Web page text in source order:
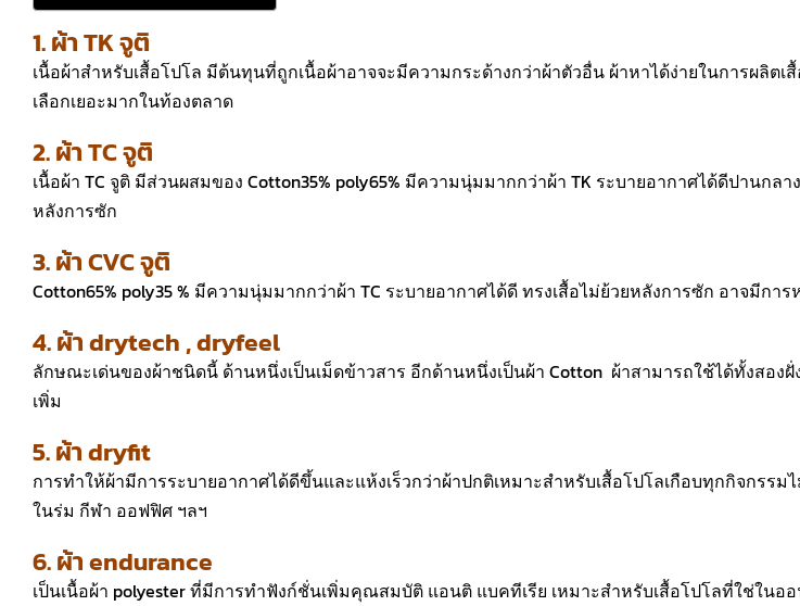
1. ผ้า TK จูติ
เนื้อผ้าสำหรับเสื้อโปโล มีต้นทุนที่ถูกเนื้อผ้าอาจจะมีความกระด้างกว่าผ้าตัวอื่น ผ้าหาได้ง่ายในการผลิตเ
เลือกเยอะมากในท้องตลาด
2. ผ้า TC จูติ
เนื้อผ้า TC จูติ มีส่วนผสมของ Cotton35% poly65% มีความนุ่มมากกว่าผ้า TK ระบายอากาศได้ดีปานกลา
หลังการซัก
3. ผ้า CVC จูติ
Cotton65% poly35 % มีความนุ่มมากกว่าผ้า TC ระบายอากาศได้ดี ทรงเสื้อไม่ย้วยหลังการซัก อาจมีกา
4. ผ้า drytech , dryfeel
ลักษณะเด่นของผ้าชนิดนี้ ด้านหนึ่งเป็นเม็ดข้าวสาร อีกด้านหนึ่งเป็นผ้า Cotton ผ้าสามารถใช้ได้ทั้งสอง
เพิ่ม
5. ผ้า dryfit
การทำให้ผ้ามีการระบายอากาศได้ดีขึ้นและแห้งเร็วกว่าผ้าปกติเหมาะสำหรับเสื้อโปโลเกือบทุกกิจกรรม
ในร่ม กีฬา ออฟฟิศ ฯลฯ
6. ผ้า endurance
เป็นเนื้อผ้า polyester ที่มีการทำฟังก์ชั่นเพิ่มคุณสมบัติ แอนติ แบคทีเรีย เหมาะสำหรับเสื้อโปโลที่ใช่ในอ